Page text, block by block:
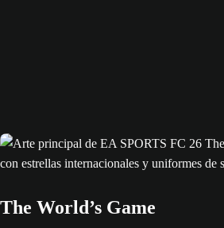
The World’s Game